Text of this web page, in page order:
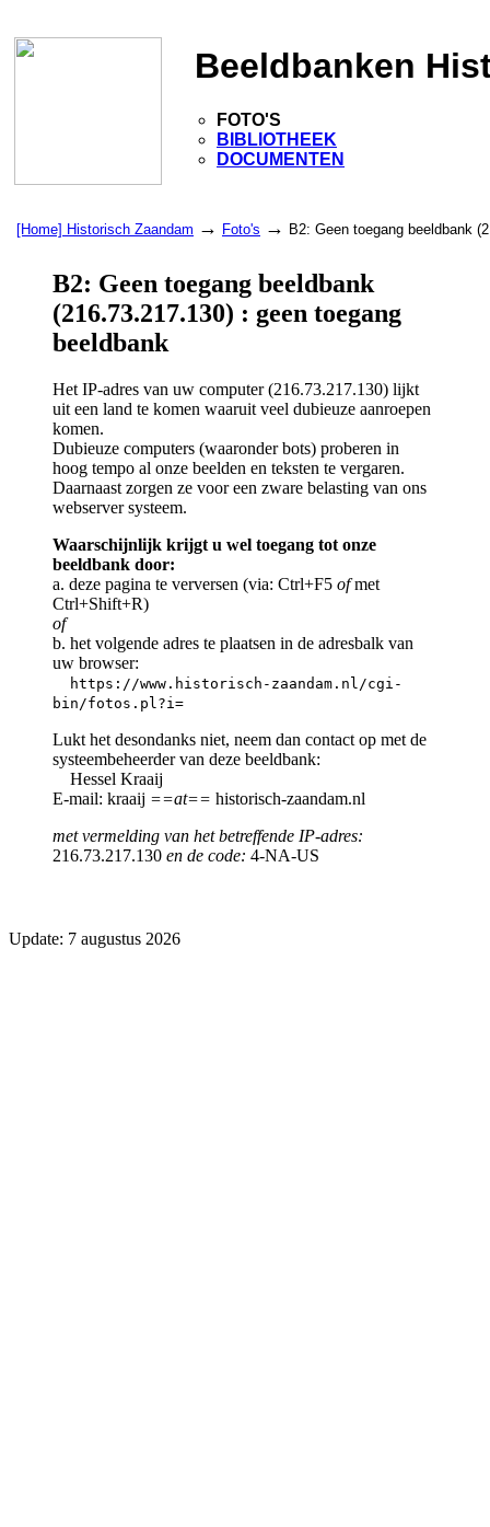
Beeldbanken
FOTO'S
BIBLIOTHEEK
DOCUMENTEN
[Home] Historisch Zaandam → Foto's → B2: Geen toegang beeldbank
B2: Geen toegang beeldbank
(216.73.217.130) : geen toegang
beeldbank
Het IP-adres van uw computer (216.73.217.130) lijkt
uit een land te komen waaruit veel dubieuze aanroepen
komen.
Dubieuze computers (waaronder bots) proberen in
hoog tempo al onze beelden en teksten te vergaren.
Daarnaast zorgen ze voor een zware belasting van ons
webserver systeem.
Waarschijnlijk krijgt u wel toegang tot onze
beeldbank door:
a. deze pagina te verversen (via: Ctrl+F5 ofmet
Ctrl+Shift+R)
of
b. het volgende adres te plaatsen in de adresbalk van
uw browser:
https://www.historisch-zaandam.nl/cgi-
bin/fotos.pl?i=
Lukt het desondanks niet, neem dan contact op met de
systeembeheerder van deze beeldbank:
Hessel Kraaij
E-mail: kraaij ==at== historisch-zaandam.nl
met vermelding van het betreffende IP-adres:
216.73.217.130 en de code: 4-NA-US
Update: 7 augustus 2026